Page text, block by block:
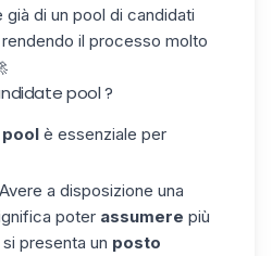
di un pool di candidati
il processo molto
pool ?
è essenziale per
a disposizione una
poter assumere più
presenta un posto